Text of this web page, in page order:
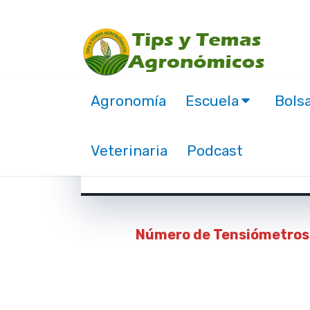
Agronomía Escuela
Veterinaria Podcast
Tensiometros
e Interpretación
noviembre 15, 2019
Número de